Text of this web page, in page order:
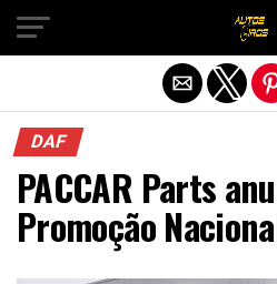
DAF
PACCAR Parts
Promoção
Sair da